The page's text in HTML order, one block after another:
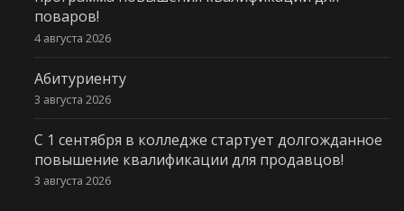
поваров!
4 августа 2026
Абитуриенту
3 августа 2026
С 1 сентября в колледже стартует долгожданное
повышение квалификации для продавцов!
3 августа 2026